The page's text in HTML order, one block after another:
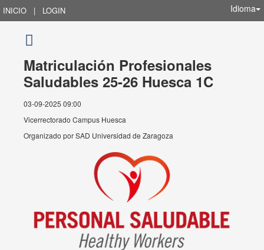
INICIO | LOGIN Idioma
Matriculación Profesionales
Saludables 25-26 Huesca 1C
03-09-2025 09:00
Vicerrectorado Campus Huesca
Organizado porSAD Universidad de Zaragoza